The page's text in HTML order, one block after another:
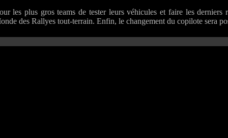
les plus gros teams de tester leurs véhicules et faire les
des Rallyes tout-terrain. Enfin, le changement du copilote sera